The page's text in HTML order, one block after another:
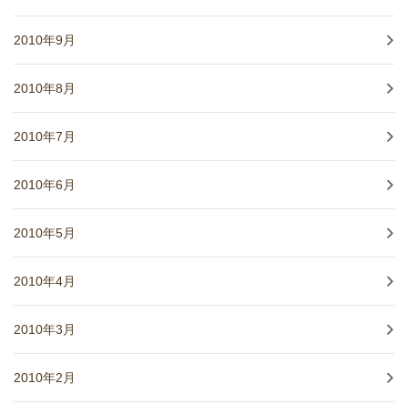
2010年9月
2010年8月
2010年7月
2010年6月
2010年5月
2010年4月
2010年3月
2010年2月